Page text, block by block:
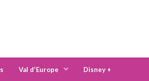
Val d'Europe Disney +